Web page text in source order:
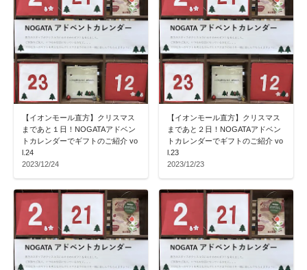
【イオンモール直方】クリスマス
まであと１日！NOGATAアドベン
トカレンダーでギフトのご紹介 vo
l.24
2023/12/24
【イオンモール直方】クリスマス
まであと２日！NOGATAアドベン
トカレンダーでギフトのご紹介 vo
l.23
2023/12/23